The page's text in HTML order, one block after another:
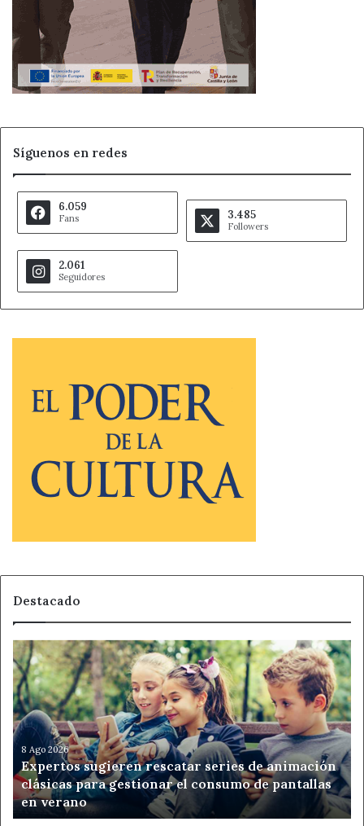
Síguenos en redes
6.059
Fans 3.485
Followers
2.061
Seguidores
Destacado
Expertos
sugieren
rescatar
series
de
animación
clásicas
para
gestionar
el
consumo
8 Ago 2026
Expertos sugieren rescatar series de animación
clásicas para gestionar el consumo de pantallas
en verano